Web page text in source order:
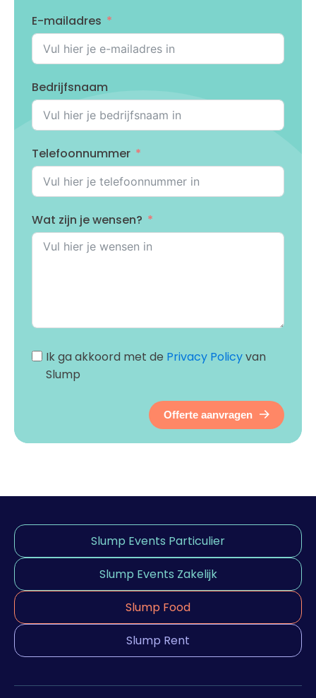
E-mailadres
Bedrijfsnaam
Telefoonnummer
Wat zijn je wensen?
Ik ga akkoord met de Privacy Policyvan
Slump
Offerte aanvragen
Slump Events Particulier
Slump Events Zakelijk
Slump Food
Slump Rent